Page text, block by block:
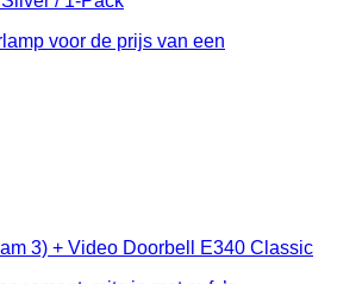
voor de prijs van een
3) + Video Doorbell E340 Classic